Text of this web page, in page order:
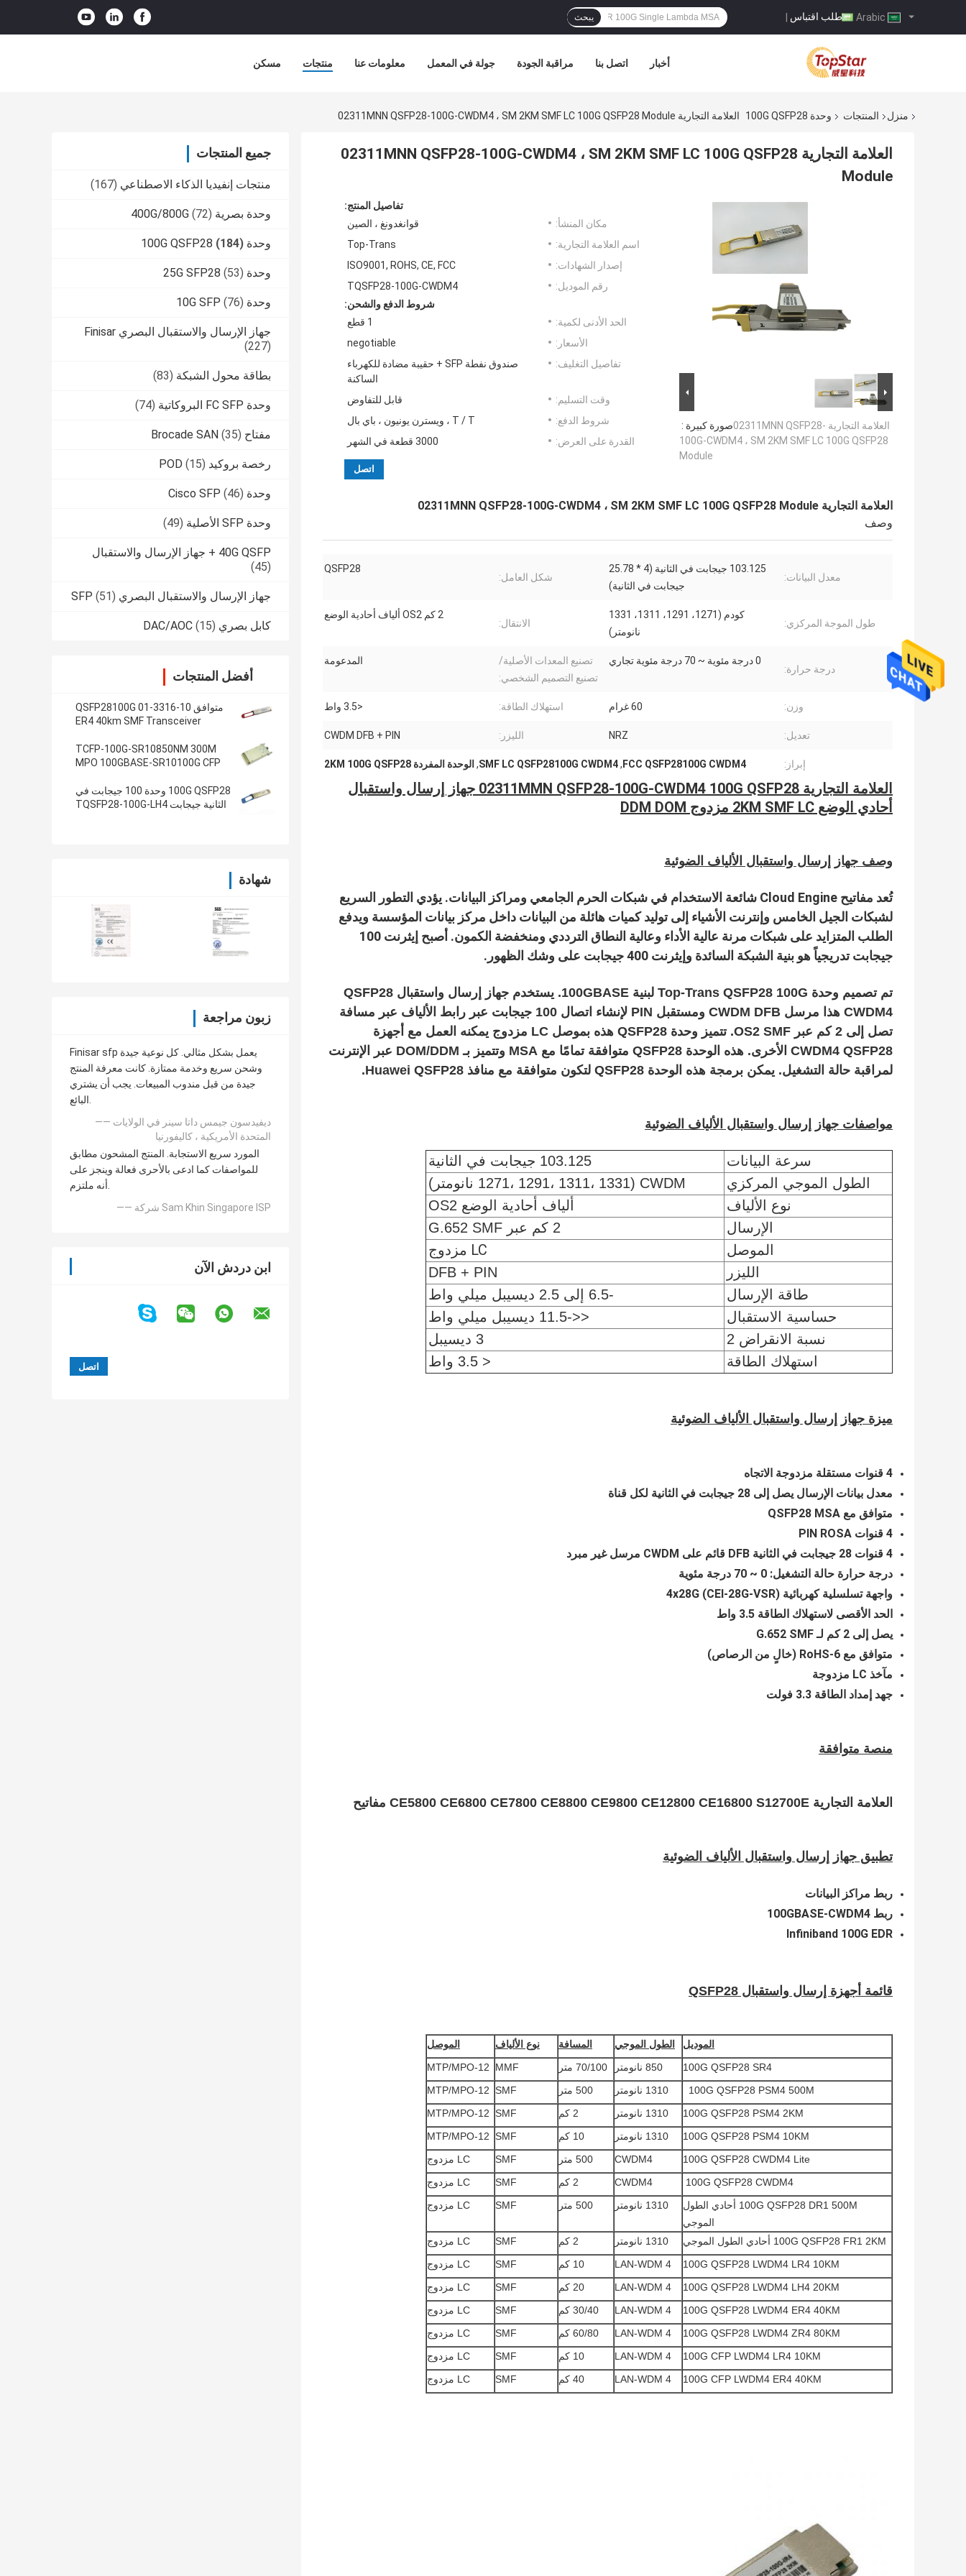
طلب اقتباس | يبحث
مسكن منتجات معلومات عنا جولة في المعمل مراقبة الجودة اتصل بنا أخبار
منزل المنتجات وحدة 100G QSFP28 العلامة التجارية 02311MNN QSFP28-100G-CWDM4 ، SM 2KM SMF LC 100G QSFP28 Module
جميع المنتجات
منتجات إنفيديا الذكاء الاصطناعي (167)
وحدة بصرية 400G/800G (72)
وحدة 100G QSFP28 (184)
وحدة 25G SFP28 (53)
وحدة 10G SFP (76)
جهاز الإرسال والاستقبال البصري Finisar
(227)
بطاقة محول الشبكة (83)
وحدة FC SFP البروكاتية (74)
مفتاح Brocade SAN (35)
رخصة بروكيد POD (15)
وحدة Cisco SFP (46)
وحدة SFP الأصلية (49)
40G QSFP + جهاز الإرسال والاستقبال
(45)
جهاز الإرسال والاستقبال البصري SFP (51)
كابل بصري DAC/AOC (15)
أفضل المنتجات
متوافق 10-3316-01 QSFP28100G
ER4 40km SMF Transceiver
TCFP-100G-SR10850NM 300M
MPO 100GBASE-SR10100G CFP
100G QSFP28 وحدة 100 جيجابت في
الثانية جيجابت TQSFP28-100G-LH4
شهادة
زبون مراجعة
Finisar sfp يعمل بشكل مثالي. كل نوعية جيدة
وشحن سريع وخدمة ممتازة. كانت معرفة المنتج
جيدة من قبل مندوب المبيعات. يجب أن يشتري
البائع.
—— ديفيدسون جيمس داتا سينر في الولايات
المتحدة الأمريكية ، كاليفورنيا
المورد سريع الاستجابة. المنتج المشحون مطابق
للمواصفات كما ادعى بالأحرى فعالة وينجز على
أنه ملتزم.
—— شركة Sam Khin Singapore ISP
ابن دردش الآن
العلامة التجارية 02311MNN QSFP28-100G-CWDM4 ، SM 2KM SMF LC 100G QSFP28
Module
صورة كبيرة :العلامة التجارية 02311MNN QSFP28-
100G-CWDM4 ، SM 2KM SMF LC 100G QSFP28
Module
تفاصيل المنتج:
مكان المنشأ:
قوانغدونغ ، الصين
اسم العلامة التجارية:
Top-Trans
إصدار الشهادات:
ISO9001, ROHS, CE, FCC
رقم الموديل:
TQSFP28-100G-CWDM4
شروط الدفع والشحن:
الحد الأدنى لكمية:
1 قطع
الأسعار:
negotiable
تفاصيل التغليف:
صندوق نفطة SFP + حقيبة مضادة للكهرباء
الساكنة
وقت التسليم:
قابل للتفاوض
شروط الدفع:
T / T ، ويسترن يونيون ، باي بال
القدرة على العرض:
3000 قطعة في الشهر
اتصل
العلامة التجارية 02311MNN QSFP28-100G-CWDM4 ، SM 2KM SMF LC 100G QSFP28 Module
وصف
معدل البيانات:
103.125 جيجابت في الثانية (4 * 25.78
جيجابت في الثانية)
شكل العامل:
QSFP28
طول الموجة المركزي:
كودم (1271، 1291، 1311، 1331
نانومتر)
الانتقال:
2 كم OS2 ألياف أحادية الوضع
درجة حرارة:
0 درجة مئوية ~ 70 درجة مئوية تجاري
تصنيع المعدات الأصلية/
تصنيع التصميم الشخصي:
المدعومة
وزن: 60 غرام استهلاك الطاقة: <3.5 واط
تعديل: NRZ الليزر: CWDM DFB + PIN
إبراز: FCC QSFP28100G CWDM4
,
SMF LC QSFP28100G CWDM4
, الوحدة المفردة 2KM 100G QSFP28
العلامة التجارية 02311MMN QSFP28-100G-CWDM4 100G QSFP28 جهاز إرسال واستقبال
أحادي الوضع 2KM SMF LC مزدوج DDM DOM
وصف جهاز إرسال واستقبال الألياف الضوئية
تُعد مفاتيح Cloud Engine شائعة الاستخدام في شبكات الحرم الجامعي ومراكز البيانات. يؤدي التطور السريع
لشبكات الجيل الخامس وإنترنت الأشياء إلى توليد كميات هائلة من البيانات داخل مركز بيانات المؤسسة ويدفع
الطلب المتزايد على شبكات مرنة عالية الأداء وعالية النطاق الترددي ومنخفضة الكمون. أصبح إيثرنت 100
جيجابت تدريجياً هو بنية الشبكة السائدة وإيثرنت 400 جيجابت على وشك الظهور.
تم تصميم وحدة Top-Trans QSFP28 100G لبنية 100GBASE. يستخدم جهاز إرسال واستقبال QSFP28
CWDM4 هذا مرسل CWDM DFB ومستقبل PIN لإنشاء اتصال 100 جيجابت عبر رابط الألياف عبر مسافة
تصل إلى 2 كم عبر OS2 SMF. تتميز وحدة QSFP28 هذه بموصل LC مزدوج يمكنه العمل مع أجهزة
CWDM4 QSFP28 الأخرى. هذه الوحدة QSFP28 متوافقة تمامًا مع MSA وتتميز بـ DOM/DDM عبر الإنترنت
لمراقبة حالة التشغيل. يمكن برمجة هذه الوحدة QSFP28 لتكون متوافقة مع منافذ Huawei QSFP28.
مواصفات جهاز إرسال واستقبال الألياف الضوئية
سرعة البيانات
103.125 جيجابت في الثانية
الطول الموجي المركزي
CWDM (1271، 1291، 1311، 1331 نانومتر)
نوع الألياف
ألياف أحادية الوضع OS2
الإرسال
2 كم عبر G.652 SMF
الموصل
LC مزدوج
الليزر
DFB + PIN
طاقة الإرسال
-6.5 إلى 2.5 ديسيبل ميلي واط
حساسية الاستقبال
<<-11.5 ديسيبل ميلي واط
نسبة الانقراض 2
3 ديسيبل
استهلاك الطاقة
< 3.5 واط
ميزة جهاز إرسال واستقبال الألياف الضوئية
4 قنوات مستقلة مزدوجة الاتجاه
معدل بيانات الإرسال يصل إلى 28 جيجابت في الثانية لكل قناة
متوافق مع QSFP28 MSA
4 قنوات PIN ROSA
4 قنوات 28 جيجابت في الثانية DFB قائم على CWDM مرسل غير مبرد
درجة حرارة حالة التشغيل: 0 ~ 70 درجة مئوية
واجهة تسلسلية كهربائية 4x28G (CEI-28G-VSR)
الحد الأقصى لاستهلاك الطاقة 3.5 واط
يصل إلى 2 كم لـ G.652 SMF
متوافق مع RoHS-6 (خالٍ من الرصاص)
مآخذ LC مزدوجة
جهد إمداد الطاقة 3.3 فولت
منصة متوافقة
العلامة التجارية CE5800 CE6800 CE7800 CE8800 CE9800 CE12800 CE16800 S12700E مفاتيح
تطبيق جهاز إرسال واستقبال الألياف الضوئية
ربط مراكز البيانات
ربط 100GBASE-CWDM4
Infiniband 100G EDR
قائمة أجهزة إرسال واستقبال QSFP28
الموديل الطول الموجي المسافة نوع الألياف
الموصل
100G QSFP28 SR4
850 نانومتر 70/100 متر MMF
MTP/MPO-12
100G QSFP28 PSM4 500M
1310 نانومتر 500 متر SMF
MTP/MPO-12
100G QSFP28 PSM4 2KM
1310 نانومتر 2 كم SMF
MTP/MPO-12
100G QSFP28 PSM4 10KM
1310 نانومتر 10 كم SMF
MTP/MPO-12
100G QSFP28 CWDM4 Lite
CWDM4 500 متر SMF
LC مزدوج
100G QSFP28 CWDM4
CWDM4 2 كم SMF
LC مزدوج
100G QSFP28 DR1 500M أحادي الطول
الموجي
1310 نانومتر 500 متر SMF LC مزدوج
100G QSFP28 FR1 2KM أحادي الطول الموجي 1310 نانومتر 2 كم SMF
LC مزدوج
100G QSFP28 LWDM4 LR4 10KM
LAN-WDM 4 10 كم SMF
LC مزدوج
100G QSFP28 LWDM4 LH4 20KM
LAN-WDM 4 20 كم SMF
LC مزدوج
100G QSFP28 LWDM4 ER4 40KM
LAN-WDM 4 30/40 كم SMF
LC مزدوج
100G QSFP28 LWDM4 ZR4 80KM
LAN-WDM 4 60/80 كم SMF
LC مزدوج
100G CFP LWDM4 LR4 10KM
LAN-WDM 4 10 كم SMF
LC مزدوج
100G CFP LWDM4 ER4 40KM
LAN-WDM 4 40 كم SMF LC مزدوج